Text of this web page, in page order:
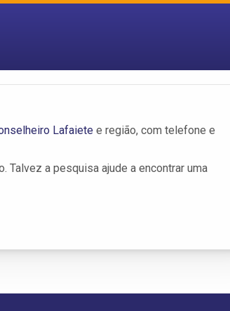
Lafaiete e região, com telefone e
Talvez a pesquisa ajude a encontrar uma